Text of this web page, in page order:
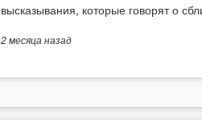
высказывания, которые говорят о
2 месяца назад